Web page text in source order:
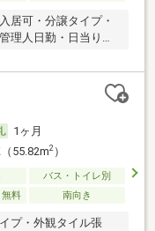
居可・分譲タイプ・
理人日勤・日当り良
1ヶ月
55.82m2）
バス・トイレ別
無料 南向き
プ・外観タイル張